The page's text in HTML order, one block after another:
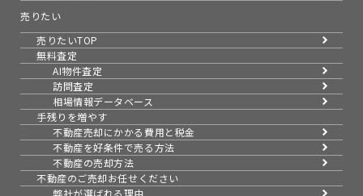
売りたい
売りたいTOP
無料査定
AI物件査定
訪問査定
相場情報データベース
手残りを増やす
不動産売却にかかる費用と税金
不動産を好条件で売る方法
不動産の売却方法
不動産のご売却お任せください
弊社が選ばれる理由